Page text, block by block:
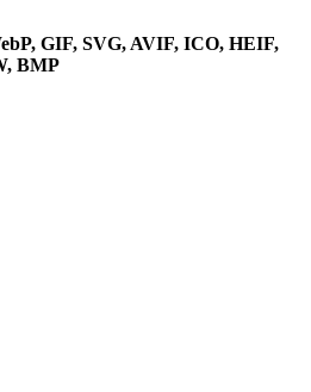
GIF, SVG, AVIF, ICO, HEIF,
BMP